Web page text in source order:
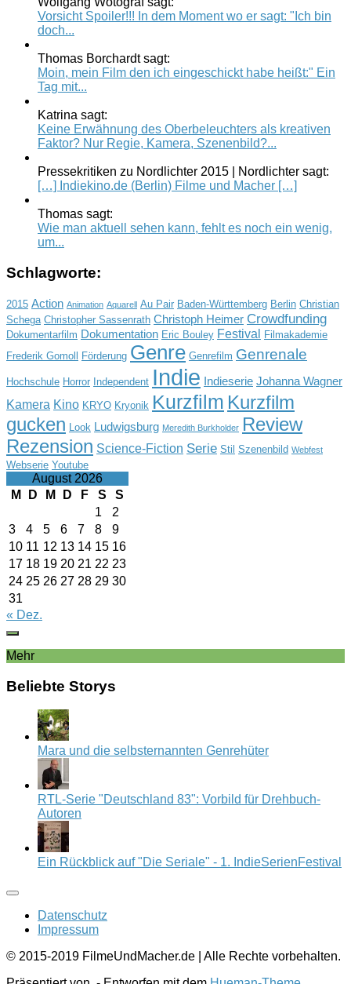
Vorsicht Spoiler!!! In dem Moment wo er sagt: "Ich bin
doch...
Thomas Borchardt sagt:
Moin, mein Film den ich eingeschickt habe heißt:" Ein
Tag mit...
Katrina sagt:
Keine Erwähnung des Oberbeleuchters als kreativen
Faktor? Nur Regie, Kamera, Szenenbild?...
Pressekritiken zu Nordlichter 2015 | Nordlichter sagt:
[…] Indiekino.de (Berlin) Filme und Macher […]
Thomas sagt:
Wie man aktuell sehen kann, fehlt es noch ein wenig,
um...
Schlagworte:
2015 Action Animation Aquarell Au Pair Baden-Württemberg Berlin Christian
Schega Christopher Sassenrath Christoph Heimer Crowdfunding
Dokumentarfilm Dokumentation Eric Bouley Festival
Filmakademie
Frederik Gomoll
Förderung Genre Genrefilm Genrenale
Hochschule Horror Independent Indie Indieserie Johanna Wagner
Kamera Kino KRYO Kryonik Kurzfilm Kurzfilm
gucken
Look Ludwigsburg Meredith Burkholder Review
Rezension Science-Fiction Serie Stil Szenenbild Webfest
Webserie Youtube
August 2026
M
D M D F S
S
1
2
3
4 5 6 7 8
9
10 11 12 13 14 15 16
17 18 19 20 21 22 23
24 25 26 27 28 29 30
31
« Dez.
Mehr
Beliebte Storys
Mara und die selbsternannten Genrehüter
RTL-Serie "Deutschland 83": Vorbild für Drehbuch-
Autoren
Ein Rückblick auf "Die Seriale" - 1. IndieSerienFestival
Datenschutz
Impressum
© 2015-2019 FilmeUndMacher.de | Alle Rechte vorbehalten.